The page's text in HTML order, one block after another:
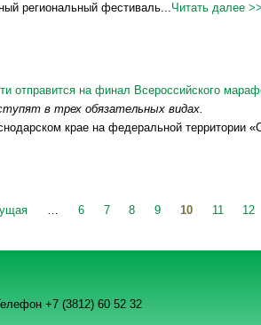
региональный фестиваль...Читать далее >>
отправится на финал Всероссийского
в трех обязательных видах.
крае на федеральной территории
… 6 7 8 9 10 11 12
+7 (3812) 60 52 32